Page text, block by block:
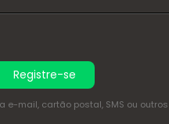
Registre-se
mail, cartão postal, SMS ou